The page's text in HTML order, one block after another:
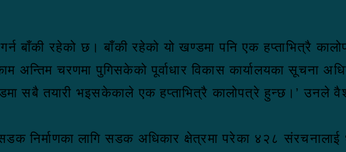
बाँकी रहेको छ। बाँकी रहेको यो खण्डमा पनि एक हप्ताभित्रै
अन्तिम चरणमा पुगिसकेको पूर्वाधार विकास कार्यालयका सूचना
सबै तयारी भइसकेकाले एक हप्ताभित्रै कालोपत्रे हुन्छ।’ उनले
निर्माणका लागि सडक अधिकार क्षेत्रमा परेका ४२८ संरचनालाई